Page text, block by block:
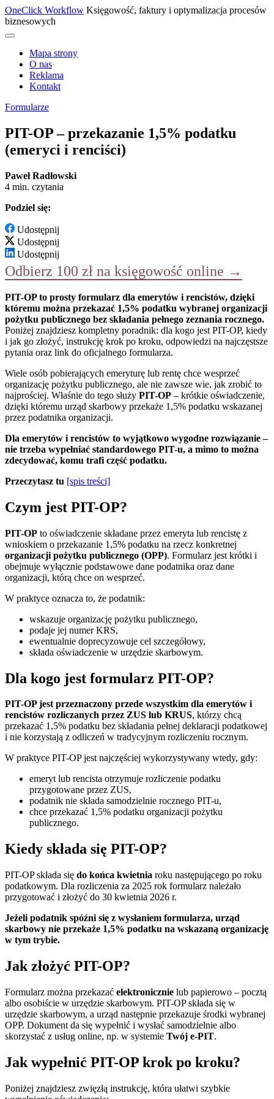
OneClick Workflow Księgowość, faktury i optymalizacja procesów
biznesowych
Mapa strony
O nas
Reklama
Kontakt
Formularze
PIT-OP – przekazanie 1,5% podatku
(emeryci i renciści)
Paweł Radłowski
4 min. czytania
Podziel się:
Udostępnij
Udostępnij
Udostępnij
Odbierz 100 zł na księgowość online →
PIT-OP to prosty formularz dla emerytów i rencistów, dzięki
któremu można przekazać 1,5% podatku wybranej organizacji
pożytku publicznego bez składania pełnego zeznania rocznego.
Poniżej znajdziesz kompletny poradnik: dla kogo jest PIT-OP, kiedy
i jak go złożyć, instrukcję krok po kroku, odpowiedzi na najczęstsze
pytania oraz link do oficjalnego formularza.
Wiele osób pobierających emeryturę lub rentę chce wesprzeć
organizację pożytku publicznego, ale nie zawsze wie, jak zrobić to
najprościej. Właśnie do tego służy PIT-OP – krótkie oświadczenie,
dzięki któremu urząd skarbowy przekaże 1,5% podatku wskazanej
przez podatnika organizacji.
Dla emerytów i rencistów to wyjątkowo wygodne rozwiązanie –
nie trzeba wypełniać standardowego PIT-u, a mimo to można
zdecydować, komu trafi część podatku.
Przeczytasz tu [spis treści]
Czym jest PIT-OP?
PIT-OP to oświadczenie składane przez emeryta lub rencistę z
wnioskiem o przekazanie 1,5% podatku na rzecz konkretnej
organizacji pożytku publicznego (OPP). Formularz jest krótki i
obejmuje wyłącznie podstawowe dane podatnika oraz dane
organizacji, którą chce on wesprzeć.
W praktyce oznacza to, że podatnik:
wskazuje organizację pożytku publicznego,
podaje jej numer KRS,
ewentualnie doprecyzowuje cel szczegółowy,
składa oświadczenie w urzędzie skarbowym.
Dla kogo jest formularz PIT-OP?
PIT-OP jest przeznaczony przede wszystkim dla emerytów i
rencistów rozliczanych przez ZUS lub KRUS, którzy chcą
przekazać 1,5% podatku bez składania pełnej deklaracji podatkowej
i nie korzystają z odliczeń w tradycyjnym rozliczeniu rocznym.
W praktyce PIT-OP jest najczęściej wykorzystywany wtedy, gdy:
emeryt lub rencista otrzymuje rozliczenie podatku
przygotowane przez ZUS,
podatnik nie składa samodzielnie rocznego PIT-u,
chce przekazać 1,5% podatku organizacji pożytku
publicznego.
Kiedy składa się PIT-OP?
PIT-OP składa się do końca kwietnia roku następującego po roku
podatkowym. Dla rozliczenia za 2025 rok formularz należało
przygotować i złożyć do 30 kwietnia 2026 r.
Jeżeli podatnik spóźni się z wysłaniem formularza, urząd
skarbowy nie przekaże 1,5% podatku na wskazaną organizację
w tym trybie.
Jak złożyć PIT-OP?
Formularz można przekazać elektronicznie lub papierowo – pocztą
albo osobiście w urzędzie skarbowym. PIT-OP składa się w
urzędzie skarbowym, a urząd następnie przekazuje środki wybranej
OPP. Dokument da się wypełnić i wysłać samodzielnie albo
skorzystać z usług online, np. w systemie Twój e-PIT.
Jak wypełnić PIT-OP krok po kroku?
Poniżej znajdziesz zwięzłą instrukcję, która ułatwi szybkie